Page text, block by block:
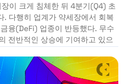
이 크게 침체한 뒤 4분기(Q4) 초
. 다행히 업계가 약세장에서 회복
융(DeFi) 업종이 반등했다. 무수
전반적인 상승에 기여하고 있으